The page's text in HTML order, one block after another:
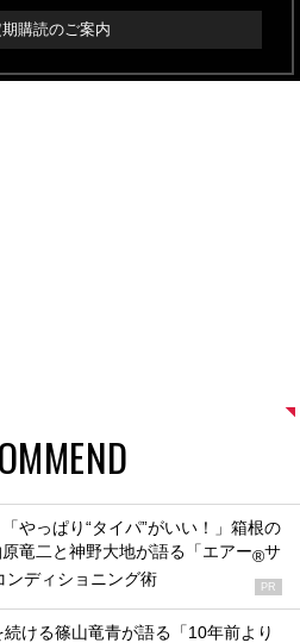
購読のご案内
「やっぱり“タイパ”がいい！」箱根の
竜二と神野大地が語る「エアー®サ
ンディショニング術 PR
ける篠山竜青が語る「10年前より